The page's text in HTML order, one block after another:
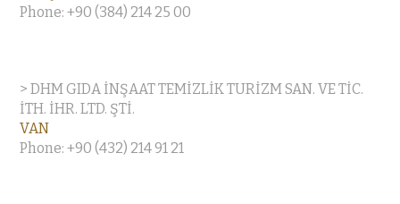
Phone: +90 (384) 214 25 00
> DHM GIDA İNŞAAT TEMİZLİK TURİZM SAN. VE TİC.
İTH. İHR. LTD. ŞTİ.
VAN
Phone: +90 (432) 214 91 21